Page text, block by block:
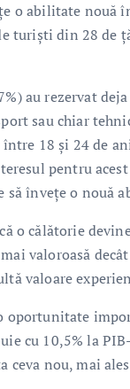
o abilitate nouă
turiști din 28 de
au rezervat
sau chiar
18 și 24 de
pentru
să învețe o nouă
o călătorie
valoroasă
valoare
oportunitate
cu 10,5% la
ceva nou, mai